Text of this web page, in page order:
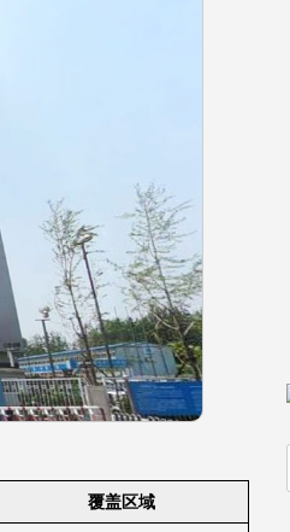
覆盖区域